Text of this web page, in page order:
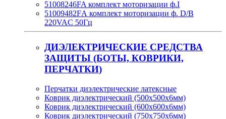
51008246FA комплект моторизации ф.I
51009482FА комплект моторизации ф. D/B
220VAC 50Гц
ДИЭЛЕКТРИЧЕСКИЕ СРЕДСТВА
ЗАЩИТЫ (БОТЫ, КОВРИКИ,
ПЕРЧАТКИ)
Перчатки диэлектрические латексные
Коврик диэлектрический (500х500х6мм)
Коврик диэлектрический (600х600х6мм)
Коврик диэлектрический (750х750х6мм)